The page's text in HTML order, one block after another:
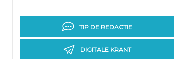
TIP DE REDACTIE
DIGITALE KRANT